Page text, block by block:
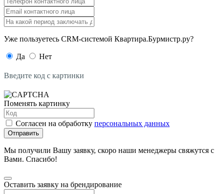
Уже пользуетесь CRM-системой Квартира.Бурмистр.ру?
Да Нет
Введите код с картинки
Поменять картинку
Согласен на обработку персональных данных
Отправить
Мы получили Вашу заявку, скоро наши менеджеры свяжутся с
Вами. Спасибо!
Оставить заявку на брендирование